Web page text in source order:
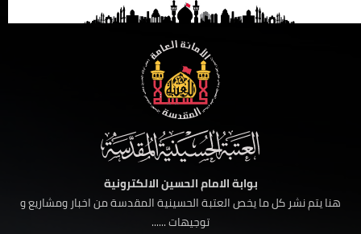
بوابة الامام الحسين الالكترونية
هنا يتم نشر كل ما يخص العتبة الحسينية المقدسة من اخبار ومشاريع و
توجيهات ......